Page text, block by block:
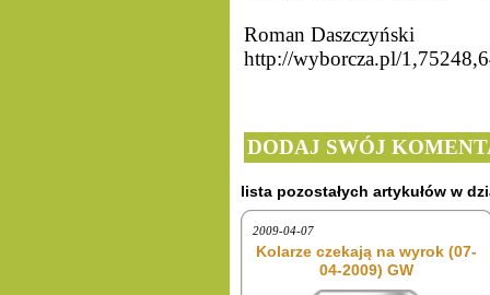
Roman Daszczyński
http://wyborcza.pl/
DODAJ SWÓJ
lista pozostałych artykułów w
2009-04-07
Kolarze czekają na wyrok (07-
04-2009) GW